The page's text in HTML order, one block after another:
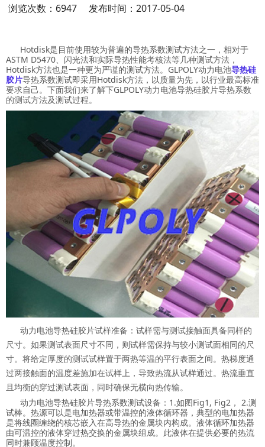
浏览次数：6947 发布时间：2017-05-04
Hotdisk是目前使用较为普遍的导热系数测试方法之一，相对于
ASTM D5470、闪光法和实际导热性能考核法等几种测试方法，
Hotdisk方法也是一种更为严谨的测试方法。GLPOLY动力电池导热硅
胶片导热系数测试即采用Hotdisk方法，以质量为先，以行业最高标准
要求自己。下面我们来了解下GLPOLY动力电池导热硅胶片导热系数
的测试方法及测试过程。
动力电池导热硅胶片试样准备：试样需与测试接触面具备同样的
尺寸。如果测试表面尺寸不同，则试样需保持与较小测试面相同的尺
寸。将给定厚度的测试试样置于两热等温的平行表面之间。热梯度通
过两接触面的温度差施加在试样上，导致热流从试样通过。热流垂直
且均衡的穿过测试表面，同时确保无横向热传输。
动力电池导热硅胶片导热系数测试设备：1.如图Fig1, Fig2， 2.测
试棒。热源可以是电加热器或带温控的液体循环器，典型的电加热器
是将线圈缠绕的核芯嵌入在高导热的金属块内构成。液体循环加热器
由可温控的液体穿过热交换的金属块组成。此液体在提供必要的热流
同时兼顾温度控制。